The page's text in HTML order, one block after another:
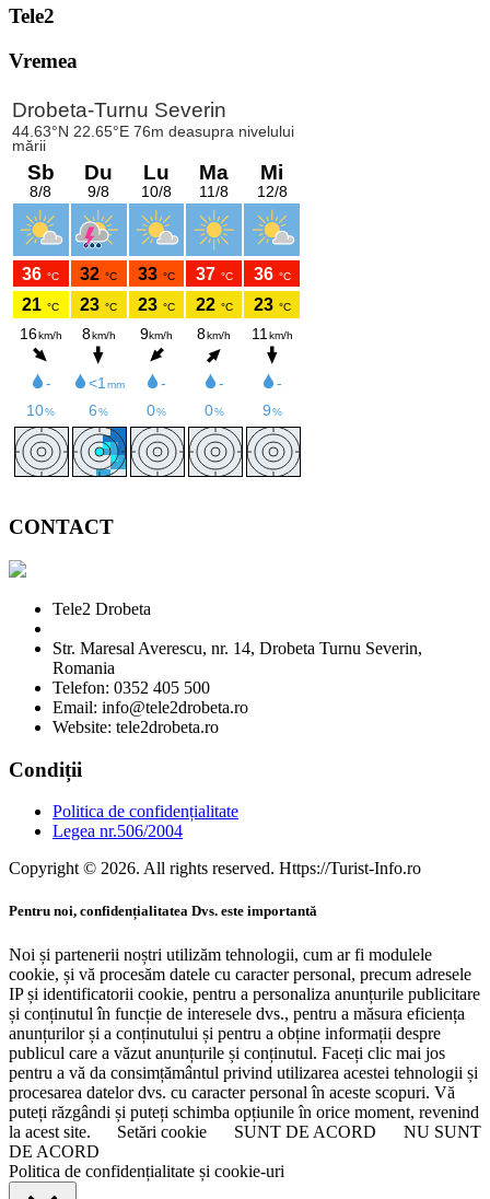
Tele2
Vremea
CONTACT
Tele2 Drobeta
Str. Maresal Averescu, nr. 14, Drobeta Turnu Severin,
Romania
Telefon: 0352 405 500
Email: info@tele2drobeta.ro
Website: tele2drobeta.ro
Condiții
Politica de confidențialitate
Legea nr.506/2004
Copyright © 2026. All rights reserved. Https://Turist-Info.ro
Pentru noi, confidențialitatea Dvs. este importantă
Noi și partenerii noștri utilizăm tehnologii, cum ar fi modulele
cookie, și vă procesăm datele cu caracter personal, precum adresele
IP și identificatorii cookie, pentru a personaliza anunțurile publicitare
și conținutul în funcție de interesele dvs., pentru a măsura eficiența
anunțurilor și a conținutului și pentru a obține informații despre
publicul care a văzut anunțurile și conținutul. Faceți clic mai jos
pentru a vă da consimțământul privind utilizarea acestei tehnologii și
procesarea datelor dvs. cu caracter personal în aceste scopuri. Vă
puteți răzgândi și puteți schimba opțiunile în orice moment, revenind
la acest site.
Setări cookie SUNT DE ACORD
NU SUNT
DE ACORD
Politica de confidențialitate și cookie-uri